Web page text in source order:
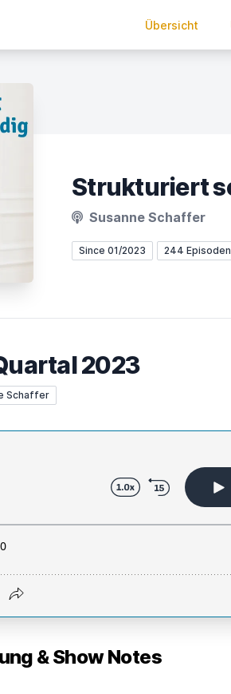
Übersicht
Susanne Schaffer
Since 01/2023 244 Episoden
2023
Schaffer
& Show Notes